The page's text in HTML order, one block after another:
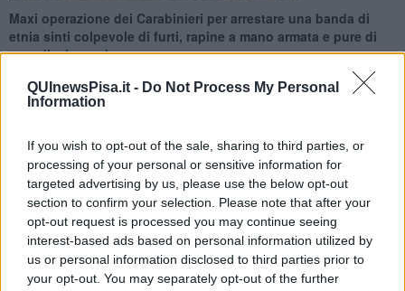
QUInewsPisa.it - Do Not Process My Personal
Information
If you wish to opt-out of the sale, sharing to third parties, or
processing of your personal or sensitive information for
targeted advertising by us, please use the below opt-out
section to confirm your selection. Please note that after your
opt-out request is processed you may continue seeing
interest-based ads based on personal information utilized by
us or personal information disclosed to third parties prior to
your opt-out. You may separately opt-out of the further
Maxi operazione dei Carabinieri per arrestare una banda di
etnia sinti colpevole di furti, rapine a mano armata e pure di
aver divelto un bancomat
PISTOIA —Una maxi operazioneche vede coinvolti più di ottanta
militari, impegnati nelle provincie diPistoia, Massa, La Spezia e
Grosseto.
Coordinati dai Carabinieri di Lucca e con l'aiuto dei nuclei cinofili di
Firenze e Pisa-San Rossore, i militari stanno setacciando
praticamente tutta la Toscana per arrestare unabanda di etnia
sintiche si sposta nei campi nomadi della provincia.